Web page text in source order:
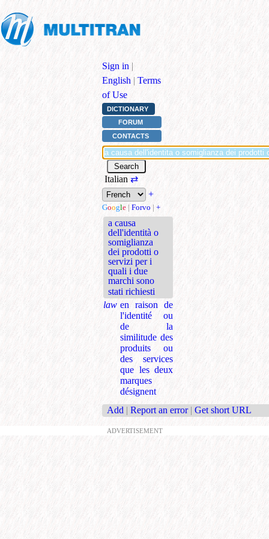
Sign in |
English | Terms
of Use
DICTIONARY
FORUM
CONTACTS
Italian ⇄
+
Google | Forvo | +
a causa
dell'identità o
somiglianza
dei prodotti o
servizi per i
quali i due
marchi sono
stati richiesti
law en raison de
l'identité ou
de la
similitude des
produits ou
des services
que les deux
marques
désignent
Add | Report an error | Get short URL
ADVERTISEMENT